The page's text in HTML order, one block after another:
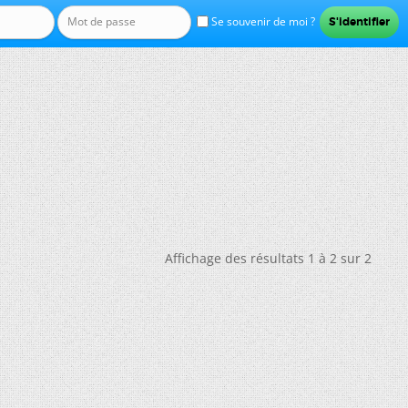
Se souvenir de moi ?
Affichage des résultats 1 à 2 sur 2